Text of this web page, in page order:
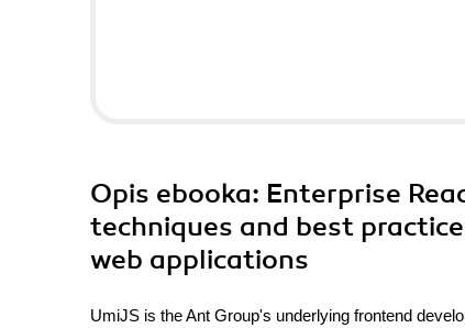
Opis ebooka: Enterprise
techniques and best
web applications
UmiJS is the Ant Group's underlying frontend